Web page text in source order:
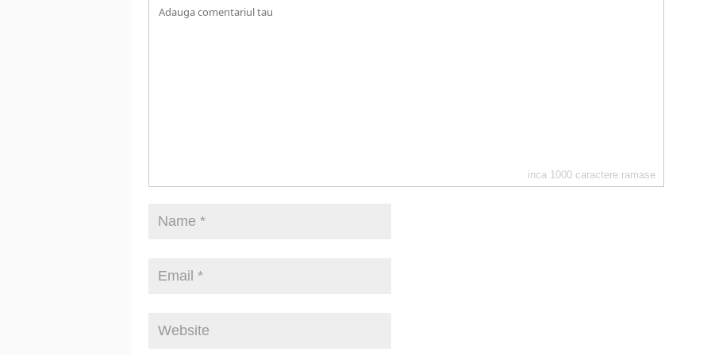
inca 1000 caractere ramase